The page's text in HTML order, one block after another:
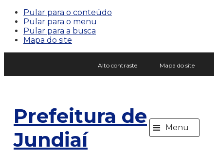
Pular para o conteúdo
Pular para o menu
Pular para a busca
Mapa do site
Alto contraste Mapa do site
Prefeitura de
Jundiaí
≡ Menu